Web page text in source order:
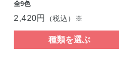
全9色
2,420円 （税込）※
種類を選ぶ